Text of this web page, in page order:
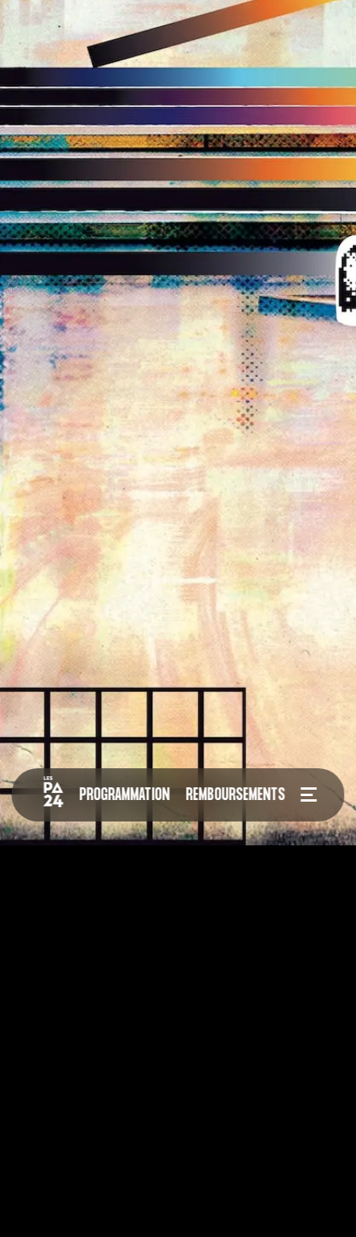
PROGRAMMATION REMBOURSEMENTS
francophone. Il est également porté par l’engouement
autour de la nouvelle vague parisienne que certains
aiment à appeler « new gen ». Il s’y inscrit avec entre
aiment, sans calcul et sans se soucier des formats.
INSTAGRAM
SPOTIFY
DEEZER